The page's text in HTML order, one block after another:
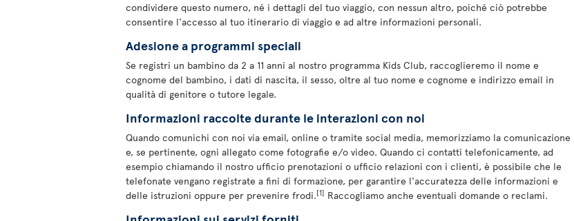
condividere questo numero, né i dettagli del tuo viaggio, con nessun altro, poiché ciò potrebbe
consentire l'accesso al tuo itinerario di viaggio e ad altre informazioni personali.
Adesione a programmi speciali
Se registri un bambino da 2 a 11 anni al nostro programma Kids Club, raccoglieremo il nome e
cognome del bambino, i dati di nascita, il sesso, oltre al tuo nome e cognome e indirizzo email in
qualità di genitore o tutore legale.
Informazioni raccolte durante le interazioni con noi
Quando comunichi con noi via email, online o tramite social media, memorizziamo la comunicazione
e, se pertinente, ogni allegato come fotografie e/o video. Quando ci contatti telefonicamente, ad
esempio chiamando il nostro ufficio prenotazioni o ufficio relazioni con i clienti, è possibile che le
telefonate vengano registrate a fini di formazione, per garantire l'accuratezza delle informazioni e
delle istruzioni oppure per prevenire frodi.[1] Raccogliamo anche eventuali domande o reclami.